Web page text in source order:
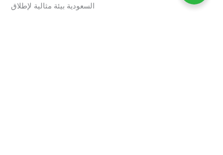
السعودية بيئة مثالية لإطلاق